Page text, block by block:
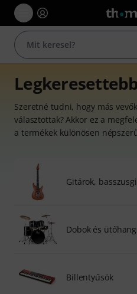
Szeretné tudni, hogy más
választottak? Akkor ez a
a termékek különösen
Gitárok,
Dobok és
Billentyűsök